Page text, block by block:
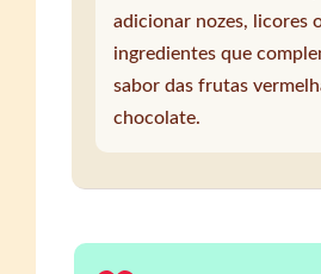
adicionar nozes, licores
ingredientes que
sabor das frutas
chocolate.